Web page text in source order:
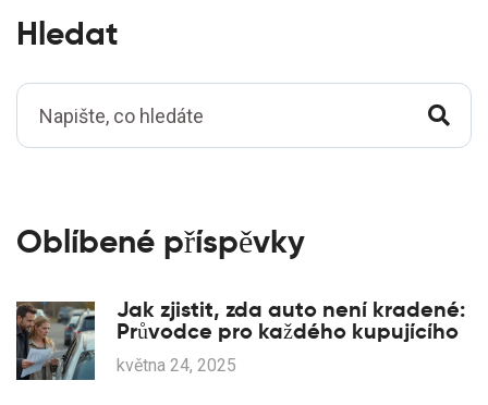
Hledat
Oblíbené příspěvky
Jak zjistit, zda auto není kradené:
Průvodce pro každého kupujícího
května 24, 2025